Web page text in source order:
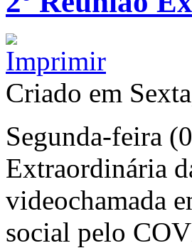
Criado em
Segunda-feira
Extraordinária
videochamada
social pelo